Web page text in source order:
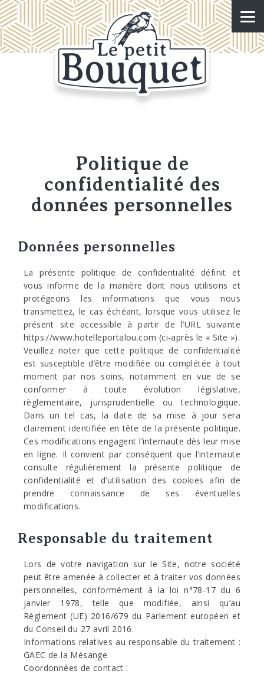
Politique de
confidentialité des
données personnelles
Données personnelles
La présente politique de confidentialité définit et
vous informe de la manière dont nous utilisons et
protégeons les informations que vous nous
transmettez, le cas échéant, lorsque vous utilisez le
présent site accessible à partir de l’URL suivante
https://www.hotelleportalou.com (ci-après le « Site »).
Veuillez noter que cette politique de confidentialité
est susceptible d’être modifiée ou complétée à tout
moment par nos soins, notamment en vue de se
conformer à toute évolution législative,
règlementaire, jurisprudentielle ou technologique.
Dans un tel cas, la date de sa mise à jour sera
clairement identifiée en tête de la présente politique.
Ces modifications engagent l’internaute dès leur mise
en ligne. Il convient par conséquent que l’internaute
consulte régulièrement la présente politique de
confidentialité et d’utilisation des cookies afin de
prendre connaissance de ses éventuelles
modifications.
Responsable du traitement
Lors de votre navigation sur le Site, notre société
peut être amenée à collecter et à traiter vos données
personnelles, conformément à la loi n°78-17 du 6
janvier 1978, telle que modifiée, ainsi qu’au
Règlement (UE) 2016/679 du Parlement européen et
du Conseil du 27 avril 2016.
Informations relatives au responsable du traitement :
GAEC de la Mésange
Coordonnées de contact :